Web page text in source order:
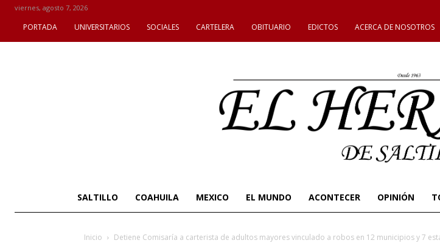
viernes, agosto 7, 2026
PORTADA UNIVERSITARIOS SOCIALES CARTELERA OBITUARIO EDICTOS ACERCA DE NOSOTROS
SALTILLO COAHUILA MEXICO EL MUNDO ACONTECER OPINIÓN
Inicio Detiene Comisaría a carterista de adultos mayores vinculado a robos en 12 municipios y 7